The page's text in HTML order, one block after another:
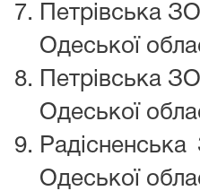
Петрівська
Одеської
Петрівська
Одеської
Радісненська
Одеської